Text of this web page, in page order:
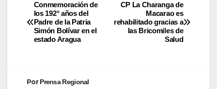
CP La Charanga de
Macarao es
rehabilitado gracias a
las Bricomiles de
Salud
Conmemoración de
los 192° años del
Padre de la Patria
Simón Bolívar en el
estado Aragua
PorPrensa Regional